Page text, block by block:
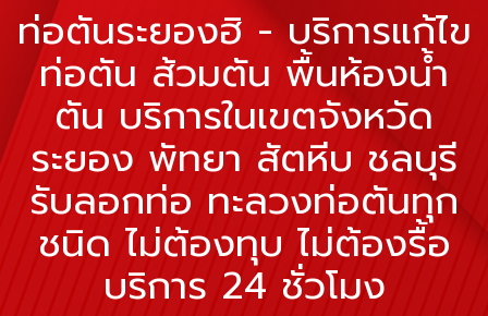
ท่อตันระยองฮิ - บริการแก้ไข
ท่อตัน ส้วมตัน พื้นห้องน้ำ
ตัน บริการในเขตจังหวัด
ระยอง พัทยา สัตหีบ ชลบุรี
รับลอกท่อ ทะลวงท่อตันทุก
ชนิด ไม่ต้องทุบ ไม่ต้องรื้อ
บริการ 24 ชั่วโมง